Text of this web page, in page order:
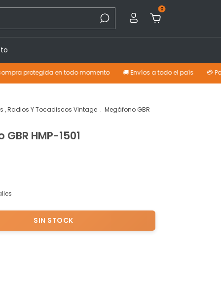
0
en todo momento 🚚 Envíos a todo el país 💳 Pagá con
, Radios Y Tocadiscos Vintage . Megáfono GBR
HMP-1501